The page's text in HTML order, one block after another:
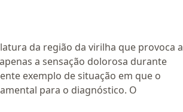
da região da virilha que provoca a
a sensação dolorosa durante
exemplo de situação em que o
para o diagnóstico. O